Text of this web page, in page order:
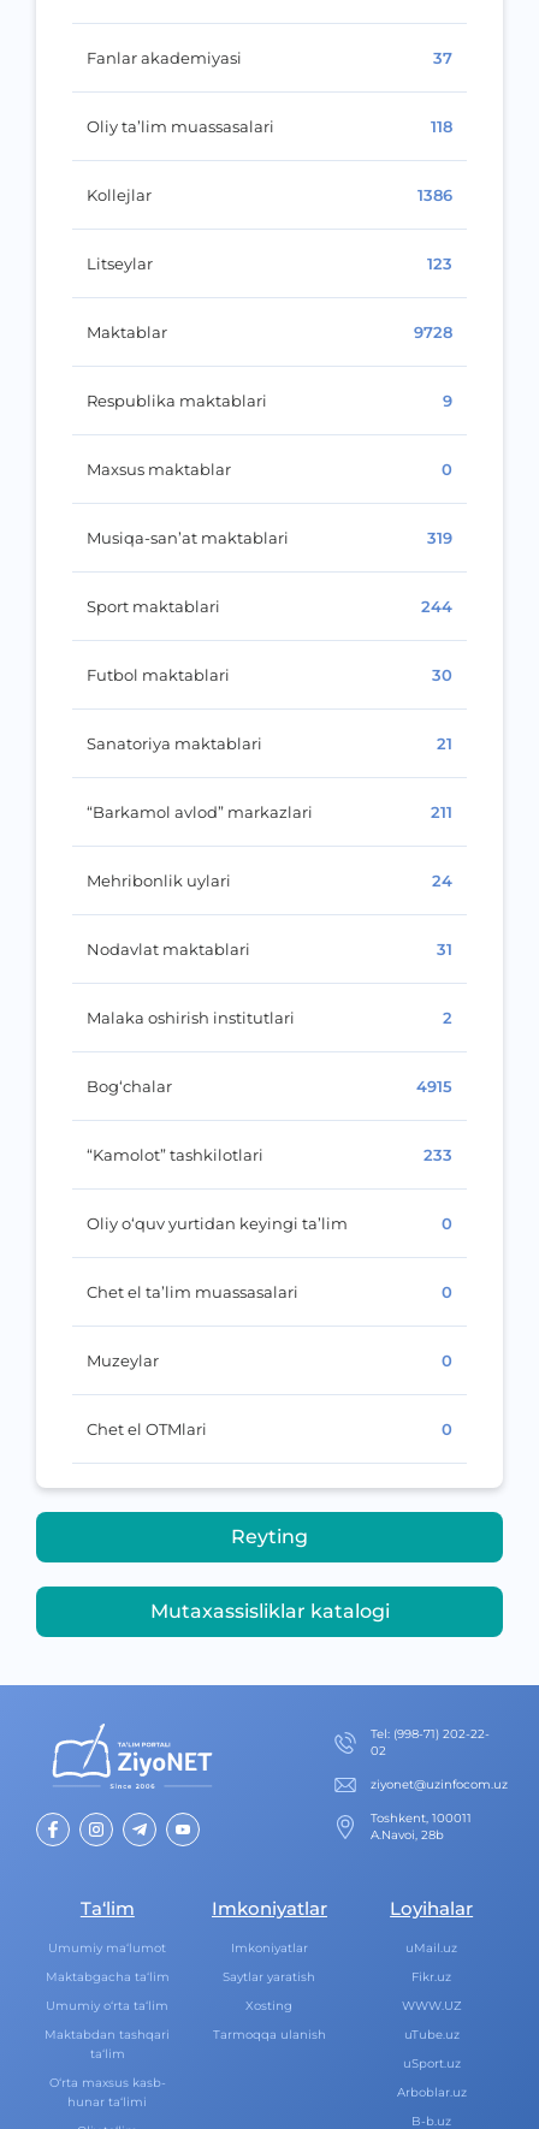
Fanlar akademiyasi 37
Oliy ta’lim muassasalari 118
Kollejlar 1386
Litseylar 123
Maktablar 9728
Respublika maktablari 9
Maxsus maktablar 0
Musiqa-san’at maktablari 319
Sport maktablari 244
Futbol maktablari 30
Sanatoriya maktablari 21
“Barkamol avlod” markazlari 211
Mehribonlik uylari 24
Nodavlat maktablari 31
Malaka oshirish institutlari 2
Bog‘chalar 4915
“Kamolot” tashkilotlari 233
Oliy o‘quv yurtidan keyingi ta’lim 0
Chet el ta’lim muassasalari 0
Muzeylar 0
Chet el OTMlari 0
Reyting
Mutaxassisliklar katalogi
Теl: (998-71) 202-22-
02
ziyonet@uzinfocom.uz
Toshkent, 100011
A.Navoi, 28b
Ta‘lim
Umumiy ma‘lumot
Maktabgacha ta‘lim
Umumiy o‘rta ta‘lim
Maktabdan tashqari
ta‘lim
O‘rta maxsus kasb-
hunar ta‘limi
Imkoniyatlar
Imkoniyatlar
Saytlar yaratish
Xosting
Tarmoqqa ulanish
Loyihalar
uMail.uz
Fikr.uz
WWW.UZ
uTube.uz
uSport.uz
Arboblar.uz
B-b.uz